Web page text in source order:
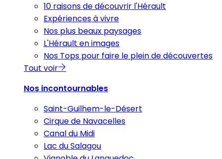
10 raisons de découvrir l'Hérault
Expériences à vivre
Nos plus beaux paysages
L'Hérault en images
Nos Tops pour faire le plein de découvertes
Tout voir
Nos incontournables
Saint-Guilhem-le-Désert
Cirque de Navacelles
Canal du Midi
Lac du Salagou